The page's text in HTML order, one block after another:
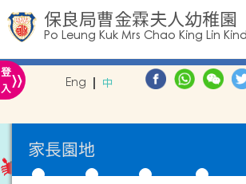
保良局曹金霖夫人幼稚園
Po Leung Kuk Mrs Chao King Lin
登
入» Eng 中
家長園地